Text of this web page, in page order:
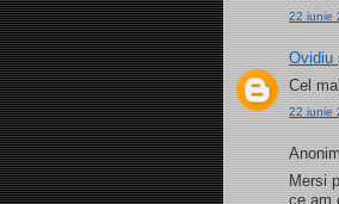
22 iunie
Ovidiu
Cel
22 iunie
Mersi
ce am